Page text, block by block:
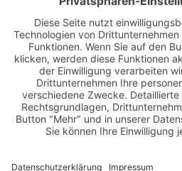
Über
Kontakt
Cookie-